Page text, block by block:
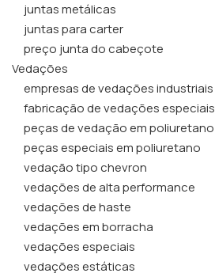
juntas metálicas
juntas para carter
preço junta do cabeçote
Vedações
empresas de vedações industriais
fabricação de vedações especiais
peças de vedação em poliuretano
peças especiais em poliuretano
vedação tipo chevron
vedações de alta performance
vedações de haste
vedações em borracha
vedações especiais
vedações estáticas